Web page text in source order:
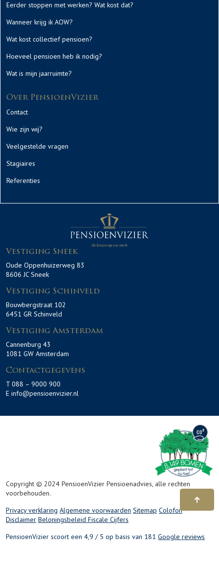
Eerder stoppen met werken? Wat kost dat?
Wanneer krijg ik AOW?
Wat kost collectief pensioen?
Hoeveel pensioen heb ik nodig?
Wat is mijn jaarruimte?
Over PensioenVizier
Contact
Wie zijn wij?
Veelgestelde vragen
Stagiaires
Referenties
Vestiging Sneek
Oude Oppenhuizerweg 83
8606 JC Sneek
Vestiging Schinveld
Bouwbergstraat 102
6451 GR Schinveld
Vestiging Amsterdam
Cannenburg 43
1081 GW Amsterdam
Contactgegevens
T 088 – 9000 900
E info@pensioenvizier.nl
Copyright © 2024 PensioenVizier Pensioenadvies, alle rechten
voorbehouden.
Privacy verklaring Algemene voorwaarden Sitemap Colofon
Disclaimer Beloningsbeleid Fiscale Cijfers
PensioenVizier scoort een 4,9 / 5 op basis van 181 Google reviews